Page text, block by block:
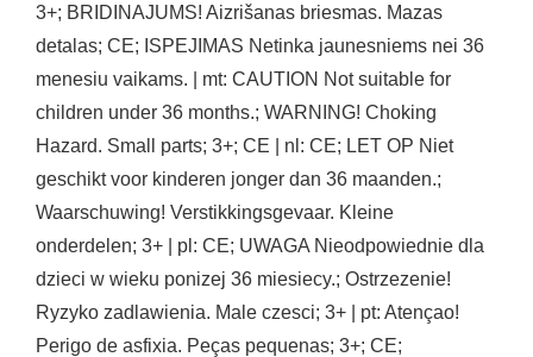
3+; BRIDINAJUMS! Aizrišanas briesmas. Mazas
detalas; CE; ISPEJIMAS Netinka jaunesniems nei 36
menesiu vaikams. | mt: CAUTION Not suitable for
children under 36 months.; WARNING! Choking
Hazard. Small parts; 3+; CE | nl: CE; LET OP Niet
geschikt voor kinderen jonger dan 36 maanden.;
Waarschuwing! Verstikkingsgevaar. Kleine
onderdelen; 3+ | pl: CE; UWAGA Nieodpowiednie dla
dzieci w wieku ponizej 36 miesiecy.; Ostrzezenie!
Ryzyko zadlawienia. Male czesci; 3+ | pt: Atençao!
Perigo de asfixia. Peças pequenas; 3+; CE;